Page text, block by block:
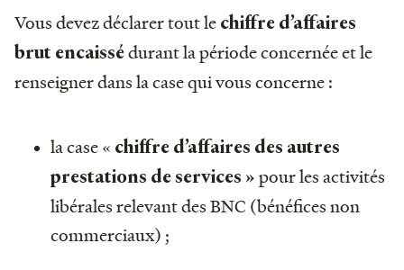
Vous devez déclarer tout le chiffre d’affaires
brut encaissédurant la période concernée et le
renseigner dans la case qui vous concerne :
la case « chiffre d’affaires des autres
prestations de services » pour les activités
libérales relevant des BNC (bénéfices non
commerciaux) ;